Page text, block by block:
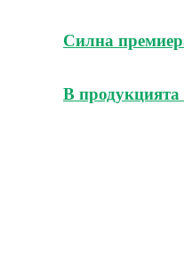
Силна
В